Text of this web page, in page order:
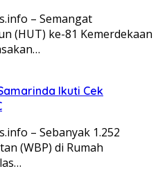
– Semangat
(HUT) ke-81 Kemerdekaan
Ikuti Cek
– Sebanyak 1.252
(WBP) di Rumah